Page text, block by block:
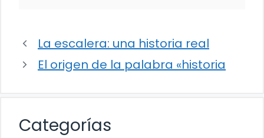
La escalera: una historia real
El origen de la palabra «historia
Categorías